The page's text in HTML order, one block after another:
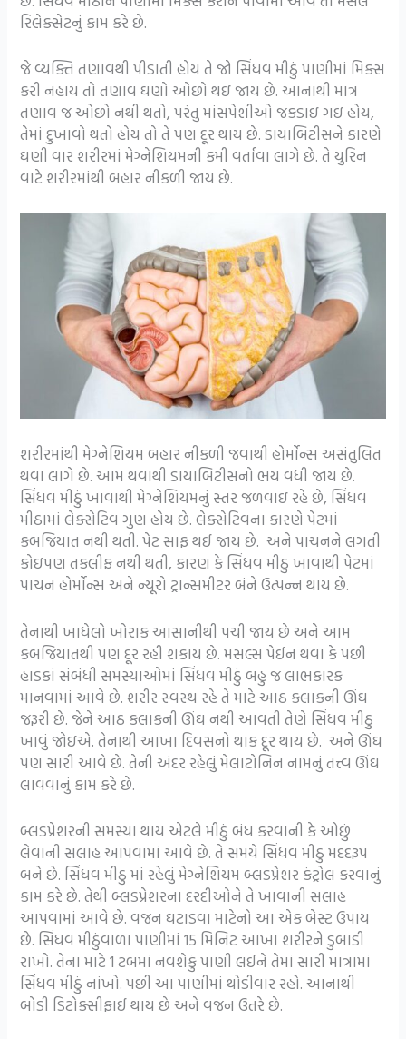
રિલેક્સેટનું કામ કરે છે.
જે વ્યક્તિ તણાવથી પીડાતી હોય તે જો સિંધવ મીઠું પાણીમાં મિક્સ
કરી નહાય તો તણાવ ઘણો ઓછો થઇ જાય છે. આનાથી માત્ર
તણાવ જ ઓછો નથી થતો, પરંતુ માંસપેશીઓ જકડાઇ ગઇ હોય,
તેમાં દુખાવો થતો હોય તો તે પણ દૂર થાય છે. ડાયાબિટીસને કારણે
ઘણી વાર શરીરમાં મેગ્નેશિયમની કમી વર્તાવા લાગે છે. તે યુરિન
વાટે શરીરમાંથી બહાર નીકળી જાય છે.
શરીરમાંથી મેગ્નેશિયમ બહાર નીકળી જવાથી હોર્મોન્સ અસંતુલિત
થવા લાગે છે. આમ થવાથી ડાયાબિટીસનો ભય વધી જાય છે.
સિંધવ મીઠું ખાવાથી મેગ્નેશિયમનું સ્તર જળવાઇ રહે છે, સિંધવ
મીઠામાં લેક્સેટિવ ગુણ હોય છે. લેક્સેટિવના કારણે પેટમાં
કબજિયાત નથી થતી. પેટ સાફ થઈ જાય છે. અને પાચનને લગતી
કોઇપણ તકલીફ નથી થતી, કારણ કે સિંધવ મીઠુ ખાવાથી પેટમાં
પાચન હોર્મોન્સ અને ન્યૂરો ટ્રાન્સમીટર બંને ઉત્પન્ન થાય છે.
તેનાથી ખાધેલો ખોરાક આસાનીથી પચી જાય છે અને આમ
કબજિયાતથી પણ દૂર રહી શકાય છે. મસલ્સ પેઈન થવા કે પછી
હાડકાં સંબંધી સમસ્યાઓમાં સિંધવ મીઠું બહુ જ લાભકારક
માનવામાં આવે છે. શરીર સ્વસ્થ રહે તે માટે આઠ કલાકની ઊંઘ
જરૂરી છે. જેને આઠ કલાકની ઊંઘ નથી આવતી તેણે સિંધવ મીઠુ
ખાવું જોઇએ. તેનાથી આખા દિવસનો થાક દૂર થાય છે. અને ઊંઘ
પણ સારી આવે છે. તેની અંદર રહેલું મેલાટોનિન નામનું તત્ત્વ ઊંઘ
લાવવાનું કામ કરે છે.
બ્લડપ્રેશરની સમસ્યા થાય એટલે મીઠું બંધ કરવાની કે ઓછું
લેવાની સલાહ આપવામાં આવે છે. તે સમયે સિંધવ મીઠુ મદદરૂપ
બને છે. સિંધવ મીઠુ માં રહેલું મેગ્નેશિયમ બ્લડપ્રેશર કંટ્રોલ કરવાનું
કામ કરે છે. તેથી બ્લડપ્રેશરના દરદીઓને તે ખાવાની સલાહ
આપવામાં આવે છે. વજન ઘટાડવા માટેનો આ એક બેસ્ટ ઉપાય
છે. સિંધવ મીઠુંવાળા પાણીમાં 15 મિનિટ આખા શરીરને ડુબાડી
રાખો. તેના માટે 1 ટબમાં નવશેકું પાણી લઈને તેમાં સારી માત્રામાં
સિંધવ મીઠું નાંખો. પછી આ પાણીમાં થોડીવાર રહો. આનાથી
બોડી ડિટોક્સીફાઈ થાય છે અને વજન ઉતરે છે.